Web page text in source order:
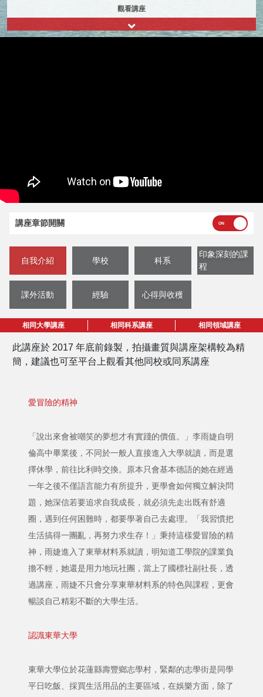
觀看講座
講座章節開關
自我介紹 學校 科系
印象深刻的課
程
課外活動 經驗 心得與收穫
相同大學講座 相同科系講座 相同領域講座
此講座於 2017 年底前錄製，拍攝畫質與講座架構較為精
簡，建議也可至平台上觀看其他同校或同系講座
愛冒險的精神
「說出來會被嘲笑的夢想才有實踐的價值。」李雨婕自明
倫高中畢業後，不同於一般人直接進入大學就讀，而是選
擇休學，前往比利時交換。原本只會基本德語的她在經過
一年之後不僅語言能力有所提升，更學會如何獨立解決問
題，她深信若要追求自我成長，就必須先走出既有舒適
圈，遇到任何困難時，都要學著自己去處理。「我習慣把
生活搞得一團亂，再努力求生存！」秉持這樣愛冒險的精
神，雨婕進入了東華材料系就讀，明知道工學院的課業負
擔不輕，她還是用力地玩社團，當上了國標社副社長，透
過講座，雨婕不只會分享東華材料系的特色與課程，更會
暢談自己精彩不斷的大學生活。
認識東華大學
東華大學位於花蓮縣壽豐鄉志學村，緊鄰的志學街是同學
平日吃飯、採買生活用品的主要區域，在娛樂方面，除了